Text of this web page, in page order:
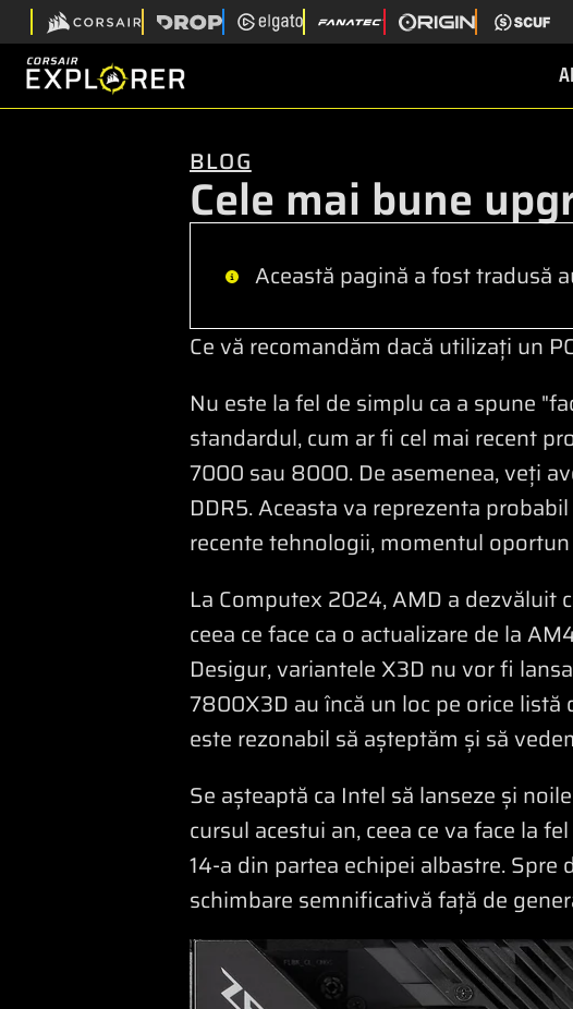
BLOG
Cele mai bune
Această pagină a fost tradusă
Ce vă recomandăm dacă utilizați un
Nu este la fel de simplu ca a spune
standardul, cum ar fi cel mai recent
7000 sau 8000. De asemenea, veți
DDR5. Aceasta va reprezenta
recente tehnologii, momentul
La Computex 2024, AMD a dezvăluit
ceea ce face ca o actualizare de la
Desigur, variantele X3D nu vor fi
7800X3D au încă un loc pe orice
este rezonabil să așteptăm și să
Se așteaptă ca Intel să lanseze și
cursul acestui an, ceea ce va face la
14-a din partea echipei albastre.
schimbare semnificativă față de